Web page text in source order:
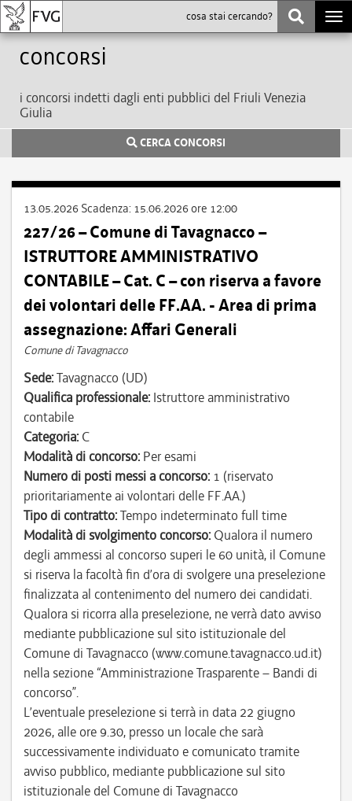
Concorsi
i concorsi indetti dagli enti pubblici del Friuli Venezia
Giulia
CERCA CONCORSI
13.05.2026 Scadenza: 15.06.2026 ore 12:00
227/26 – Comune di Tavagnacco –
ISTRUTTORE AMMINISTRATIVO
CONTABILE – Cat. C – con riserva a favore
dei volontari delle FF.AA. - Area di prima
assegnazione: Affari Generali
Comune di Tavagnacco
Sede:Tavagnacco (UD)
Qualifica professionale: Istruttore amministrativo
contabile
Categoria: C
Modalità di concorso: Per esami
Numero di posti messi a concorso: 1 (riservato
prioritariamente ai volontari delle FF.AA.)
Tipo di contratto:Tempo indeterminato full time
Modalità di svolgimento concorso: Qualora il numero
degli ammessi al concorso superi le 60 unità, il Comune
si riserva la facoltà fin d’ora di svolgere una preselezione
finalizzata al contenimento del numero dei candidati.
Qualora si ricorra alla preselezione, ne verrà dato avviso
mediante pubblicazione sul sito istituzionale del
Comune di Tavagnacco (www.comune.tavagnacco.ud.it)
nella sezione “Amministrazione Trasparente – Bandi di
concorso”.
L’eventuale preselezione si terrà in data 22 giugno
2026, alle ore 9.30, presso un locale che sarà
successivamente individuato e comunicato tramite
avviso pubblico, mediante pubblicazione sul sito
istituzionale del Comune di Tavagnacco